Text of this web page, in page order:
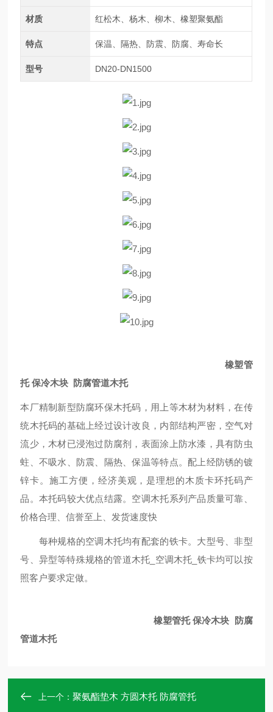
材质 红松木、杨木、柳木、橡塑聚氨酯
特点 保温、隔热、防震、防腐、寿命长
型号 DN20-DN1500
橡塑管
托 保冷木块 防腐管道木托
本厂精制新型防腐环保木托码，用上等木材为材料，在传
统木托码的基础上经过设计改良，内部结构严密，空气对
流少，木材已浸泡过防腐剂，表面涂上防水漆，具有防虫
蛀、不吸水、防震、隔热、保温等特点。配上经防锈的镀
锌卡。施工方便，经济美观，是理想的木质卡环托码产
品。本托码较大优点结露。空调木托系列产品质量可靠、
价格合理、信誉至上、发货速度快
每种规格的空调木托均有配套的铁卡。大型号、非型
号、异型等特殊规格的管道木托_空调木托_铁卡均可以按
照客户要求定做。
橡塑管托 保冷木块 防腐
管道木托
上一个：聚氨酯垫木 方圆木托 防腐管托